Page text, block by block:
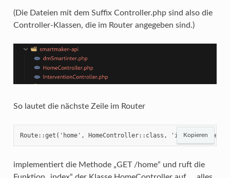
(Die Dateien mit dem Suffix Controller.php sind also die
Controller-Klassen, die im Router angegeben sind.)
So lautet die nächste Zeile im Router
Route::get('home', HomeController::class, 'index', true);
Kopieren
implementiert die Methode „GET /home“ und ruft die